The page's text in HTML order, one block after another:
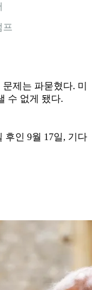
프
제는 파묻혔다. 미
수 없게 됐다.
후인 9월 17일, 기다